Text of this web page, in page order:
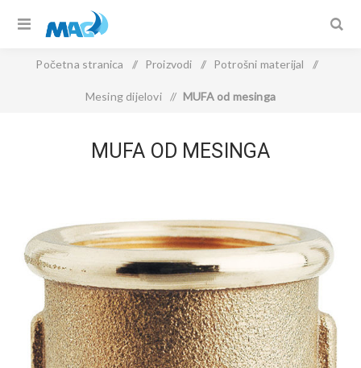
Početna stranica / Proizvodi / Potrošni materijal /
Mesing dijelovi / MUFA od mesinga
MUFA OD MESINGA